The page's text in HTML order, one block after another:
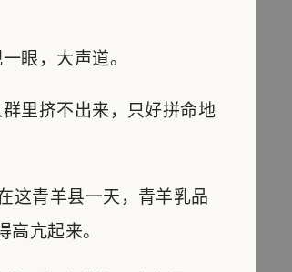
眼，大声道。
里挤不出来，只好拼命地
这青羊县一天，青羊乳品
亢起来。